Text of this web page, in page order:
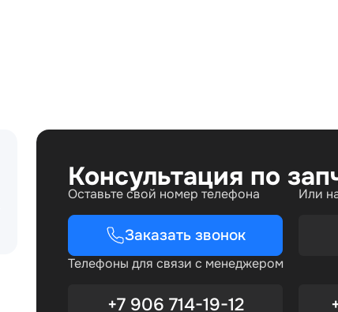
Консультация по
Оставьте свой номер телефона
Заказать звонок
Или
Телефоны для связи с менеджером
+7 906 714-19-12